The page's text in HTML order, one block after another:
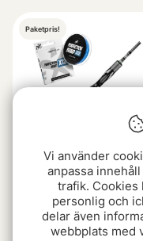
Paketpris!
Scout Lunker 7'6'' 5-
SLX BFS Combo
3999 kr
Vi använder
anpassa
trafik. Cookies
personlig och
delar även
webbplats med